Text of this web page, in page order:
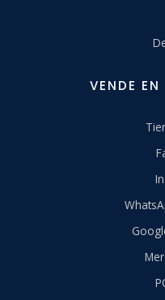
VENDE EN